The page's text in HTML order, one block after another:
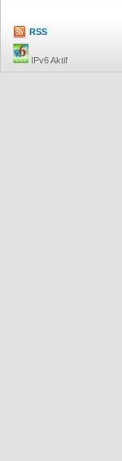
RSS
IPv6 Aktif